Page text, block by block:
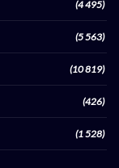
(4 495)
(5 563)
(10 819)
(426)
(1 528)